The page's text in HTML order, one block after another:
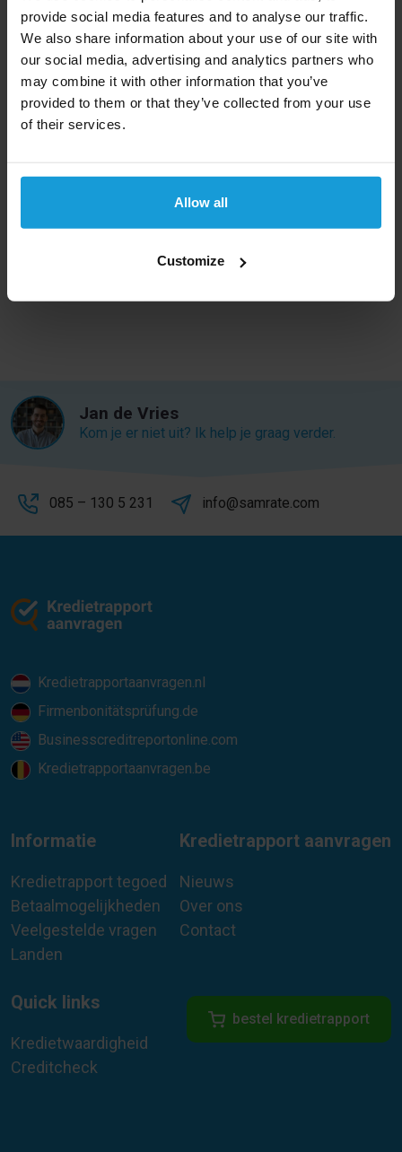
provide social media features and to analyse our traffic.
We also share information about your use of our site with
our social media, advertising and analytics partners who
may combine it with other information that you’ve
provided to them or that they’ve collected from your use
of their services.
Allow all
Customize
waaraan het zijn grote rijkdom dankt en naRusland
enIranheeft Qatar de grootste gasreserves. Ook is
een grote deel van de beroepsbevolking werkzaam in
de bouwsector.
Een kredietcheck kan wereldwijd
niet voor verassingen te staan en laat ons het bedrijf
land dan Qatar nodig hebben, bekijk dan
Jan de Vries
Kom je er niet uit? Ik help je graag verder.
085 – 130 5 231 info@samrate.com
Kredietrapportaanvragen.nl
Firmenbonitätsprüfung.de
Businesscreditreportonline.com
Kredietrapportaanvragen.be
Informatie
Kredietrapport tegoed
Betaalmogelijkheden
Veelgestelde vragen
Landen
Kredietrapport aanvragen
Nieuws
Over ons
Contact
Quick links
Kredietwaardigheid
Creditcheck
bestel kredietrapport